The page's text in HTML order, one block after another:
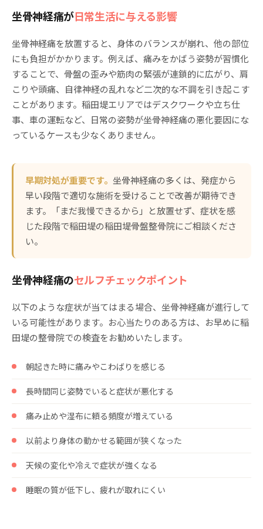
坐骨神経痛が日常生活に与える影響
坐骨神経痛を放置すると、身体のバランスが崩れ、他の部位
にも負担がかかります。例えば、痛みをかばう姿勢が習慣化
することで、骨盤の歪みや筋肉の緊張が連鎖的に広がり、肩
こりや頭痛、自律神経の乱れなど二次的な不調を引き起こす
ことがあります。稲田堤エリアではデスクワークや立ち仕
事、車の運転など、日常の姿勢が坐骨神経痛の悪化要因にな
っているケースも少なくありません。
早期対処が重要です。 坐骨神経痛の多くは、発症から
早い段階で適切な施術を受けることで改善が期待でき
ます。「まだ我慢できるから」と放置せず、症状を感
じた段階で稲田堤の稲田堤骨盤整骨院にご相談くださ
い。
坐骨神経痛のセルフチェックポイント
以下のような症状が当てはまる場合、坐骨神経痛が進行して
いる可能性があります。お心当たりのある方は、お早めに稲
田堤の整骨院での検査をお勧めいたします。
朝起きた時に痛みやこわばりを感じる
長時間同じ姿勢でいると症状が悪化する
痛み止めや湿布に頼る頻度が増えている
以前より身体の動かせる範囲が狭くなった
天候の変化や冷えで症状が強くなる
睡眠の質が低下し、疲れが取れにくい